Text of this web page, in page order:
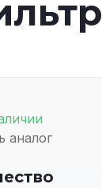
аналог